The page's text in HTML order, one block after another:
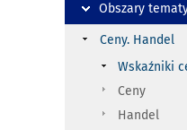
Obszary
Ceny. Handel
Wskaźniki
Ceny
Handel